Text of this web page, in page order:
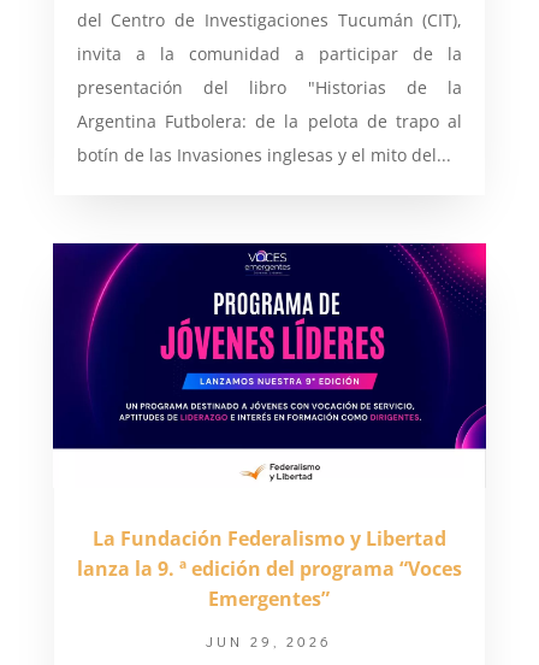
del Centro de Investigaciones Tucumán (CIT),
invita a la comunidad a participar de la
presentación del libro "Historias de la
Argentina Futbolera: de la pelota de trapo al
botín de las Invasiones inglesas y el mito del...
La Fundación Federalismo y Libertad
lanza la 9. ª edición del programa “Voces
Emergentes”
JUN 29, 2026